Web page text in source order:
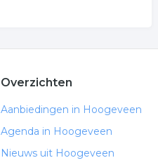
Overzichten
Aanbiedingen in Hoogeveen
Agenda in Hoogeveen
Nieuws uit Hoogeveen